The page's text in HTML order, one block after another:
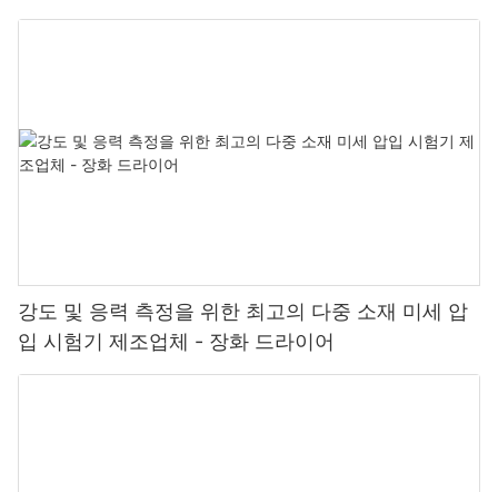
강도 및 응력 측정을 위한 최고의 다중 소재 미세 압
입 시험기 제조업체 - 장화 드라이어